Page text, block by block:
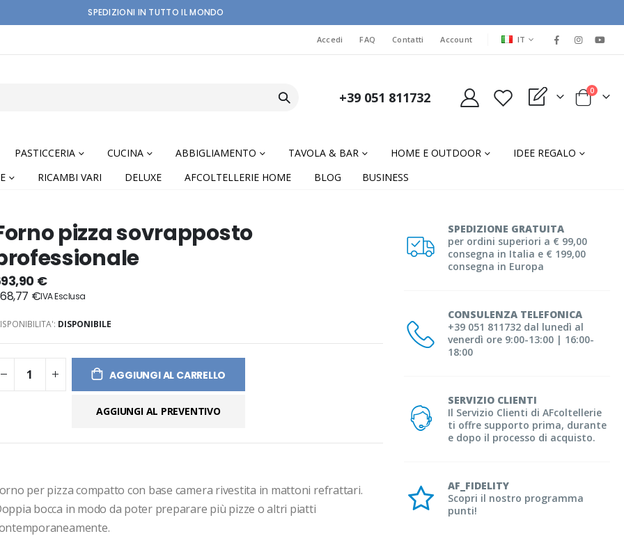
SPEDIZIONI IN TUTTO IL MONDO
Accedi FAQ Contatti Account LINGUA
IT
+39 051 811732 My Quote Cart
0elementi
PASTICCERIA CUCINA ABBIGLIAMENTO TAVOLA & BAR HOME E OUTDOOR
IDEE REGALO
RICAMBI VARI DELUXE AFCOLTELLERIE HOME BLOG BUSINESS
SPEDIZIONE GRATUITA
per ordini superiori a € 99,00
consegna in Italia e € 199,00
consegna in Europa
CONSULENZA TELEFONICA
+39 051 811732 dal lunedì al
venerdì ore 9:00-13:00 | 16:00-
18:00
SERVIZIO CLIENTI
Il Servizio Clienti di AFcoltellerie
ti offre supporto prima, durante
e dopo il processo di acquisto.
AF_FIDELITY
Scopri il nostro programma
punti!
pizza sovrapposto
€
€
DISPONIBILE
AGGIUNGI AL CARRELLO
AGGIUNGI AL PREVENTIVO
per pizza compatto con base camera rivestita in mattoni refrattari.
bocca in modo da poter preparare più pizze o altri piatti